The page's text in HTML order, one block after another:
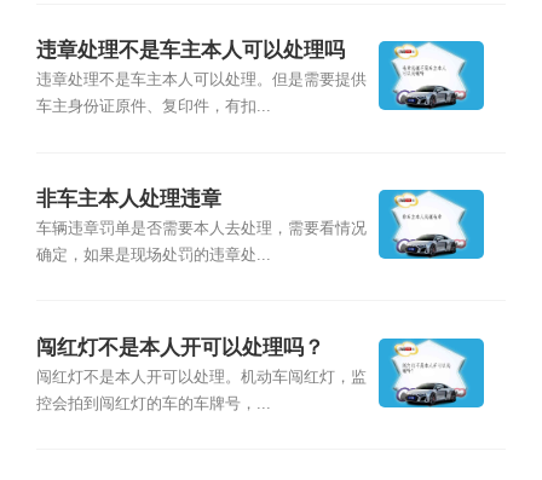
违章处理不是车主本人可以处理吗
违章处理不是车主本人可以处理。但是需要提供
车主身份证原件、复印件，有扣...
非车主本人处理违章
车辆违章罚单是否需要本人去处理，需要看情况
确定，如果是现场处罚的违章处...
闯红灯不是本人开可以处理吗？
闯红灯不是本人开可以处理。机动车闯红灯，监
控会拍到闯红灯的车的车牌号，...